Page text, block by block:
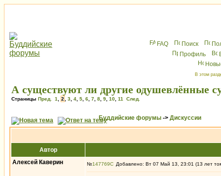
FAQ Поиск
Профиль
В этом
А существуют ли другие одушевлённые
Страницы Пред. 1 2 3 4 5 6 7 8 9 10 11 След.
Буддийские форумы -> Дискуссии
Автор
Алексей Каверин
№147769 Добавлено: Вт 07 Май 13, 23:01 (13 лет